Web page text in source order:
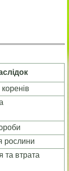
рослини
та втрата